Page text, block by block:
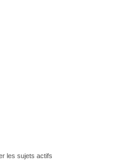
les sujets actifs